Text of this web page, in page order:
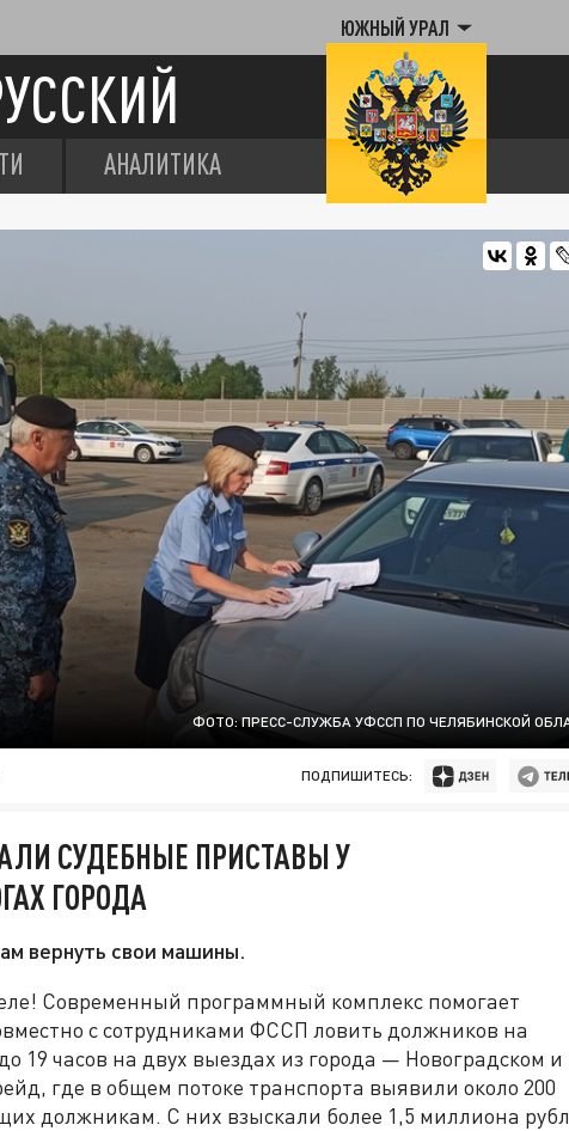
ЮЖНЫЙ УРАЛ
АНАЛИТИКА
ФОТО: ПРЕСС-СЛУЖБА УФССП ПО ЧЕЛЯБИНСКОЙ
ПОДПИШИТЕСЬ:
СУДЕБНЫЕ ПРИСТАВЫ У
ГОРОДА
вернуть свои машины.
Современный программный комплекс помогает
с сотрудниками ФССП ловить должников на
19 часов на двух выездах из города — Новоградском и
где в общем потоке транспорта выявили около 200
должникам. С них взыскали более 1,5 миллиона